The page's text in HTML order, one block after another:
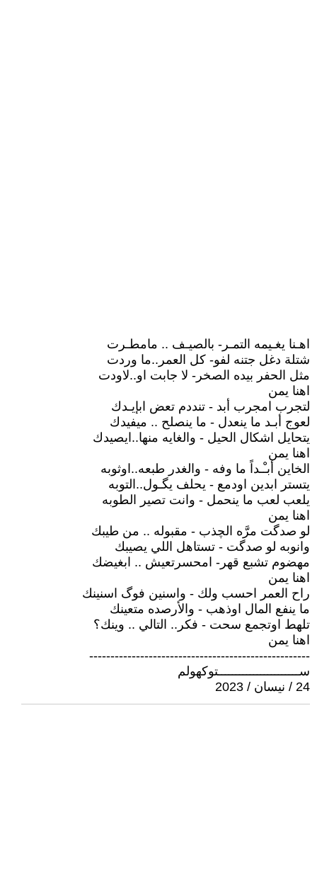
اهـنا يغـيمه التمـر- بالصيـف .. مامطـرت
شتلة دغل جتنه لفو- كل العمر..ما وردت
مثل الحفر بيده الصخر- لا جابت او..لاودت
اهنا يمن
لتجرب امجرب أبد - تنددم تعض ابإيـدك
لعوج أبـد ما ينعدل - ما ينصلح .. ميفيدك
يتحايل اشكال الحيل - والغايه منها..ايصيدك
اهنا يمن
الخاين أبـْـداً ما وفه - والغدر طبعه..اوثوبه
يتستر ابدين اودمع - يحلف يگـول..التوبه
يلعب لعب ما ينحمل - وانت تصير الطوبه
اهنا يمن
لو صدگت مرَّه الچذب - مقبوله .. من طيبك
وانوبه لو صدگت - تستاهل اللي يصيبك
مهضوم تشبع قهر- امحسرتعيش .. ابغيضك
اهنا يمن
راح العمر احسب ولك - واسنين فوگ اسنينك
ما ينفع المال اوذهب - والأرصده متعينك
تلهط اوتجمع سحت - فكر.. التالي .. وينك؟
اهنا يمن
----------------------------------------------------
ســـــــــــــــــــــــتوكهولم
24 / نيسان / 2023